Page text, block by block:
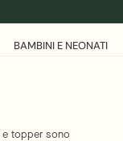
BAMBINI E NEONATI
e topper sono